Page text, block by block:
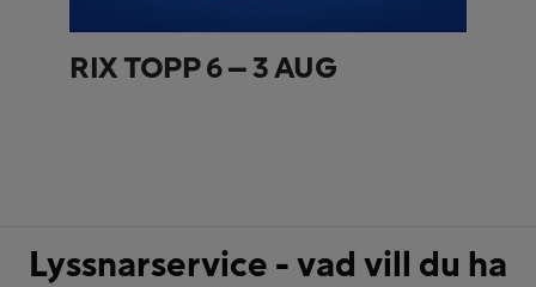
RIX TOPP 6 – 3 AUG
Lyssnarservice - vad vill du ha